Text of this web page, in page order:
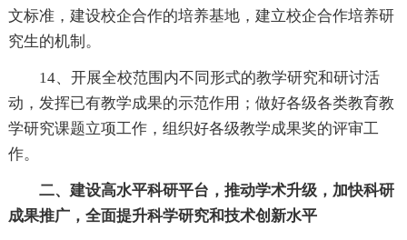
文标准，建设校企合作的培养基地，建立校企合作培养研
究生的机制。
14、开展全校范围内不同形式的教学研究和研讨活
动，发挥已有教学成果的示范作用；做好各级各类教育教
学研究课题立项工作，组织好各级教学成果奖的评审工
作。
二、建设高水平科研平台，推动学术升级，加快科研
成果推广，全面提升科学研究和技术创新水平